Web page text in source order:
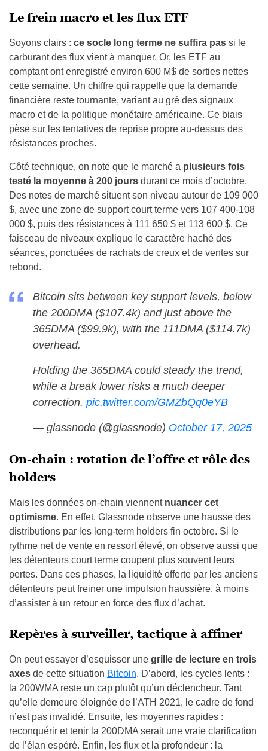
Le frein macro et les flux ETF
Soyons clairs : ce socle long terme ne suffira pas si le
carburant des flux vient à manquer. Or, les ETF au
comptant ont enregistré environ 600 M$ de sorties nettes
cette semaine. Un chiffre qui rappelle que la demande
financière reste tournante, variant au gré des signaux
macro et de la politique monétaire américaine. Ce biais
pèse sur les tentatives de reprise propre au-dessus des
résistances proches.
Côté technique, on note que le marché a plusieurs fois
testé la moyenne à 200 jours durant ce mois d’octobre.
Des notes de marché situent son niveau autour de 109 000
$, avec une zone de support court terme vers 107 400-108
000 $, puis des résistances à 111 650 $ et 113 600 $. Ce
faisceau de niveaux explique le caractère haché des
séances, ponctuées de rachats de creux et de ventes sur
rebond.
Bitcoin sits between key support levels, below
the 200DMA ($107.4k) and just above the
365DMA ($99.9k), with the 111DMA ($114.7k)
overhead.
Holding the 365DMA could steady the trend,
while a break lower risks a much deeper
correction. pic.twitter.com/GMZbQq0eYB
— glassnode (@glassnode) October 17, 2025
On-chain : rotation de l’offre et rôle des
holders
Mais les données on-chain viennentnuancer cet
optimisme. En effet, Glassnode observe une hausse des
distributions par les long-term holders fin octobre. Si le
rythme net de vente en ressort élevé, on observe aussi que
les détenteurs court terme coupent plus souvent leurs
pertes. Dans ces phases, la liquidité offerte par les anciens
détenteurs peut freiner une impulsion haussière, à moins
d’assister à un retour en force des flux d’achat.
Repères à surveiller, tactique à affiner
On peut essayer d’esquisser une grille de lecture en trois
axes de cette situation Bitcoin. D’abord, les cycles lents :
la 200WMA reste un cap plutôt qu’un déclencheur. Tant
qu’elle demeure éloignée de l’ATH 2021, le cadre de fond
n’est pas invalidé. Ensuite, les moyennes rapides :
reconquérir et tenir la 200DMA serait une vraie clarification
de l’élan espéré. Enfin, les flux et la profondeur : la